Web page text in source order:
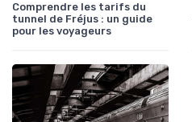
Comprendre les tarifs du
tunnel de Fréjus : un guide
pour les voyageurs